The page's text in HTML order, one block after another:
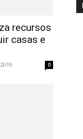
recursos
casas e
0